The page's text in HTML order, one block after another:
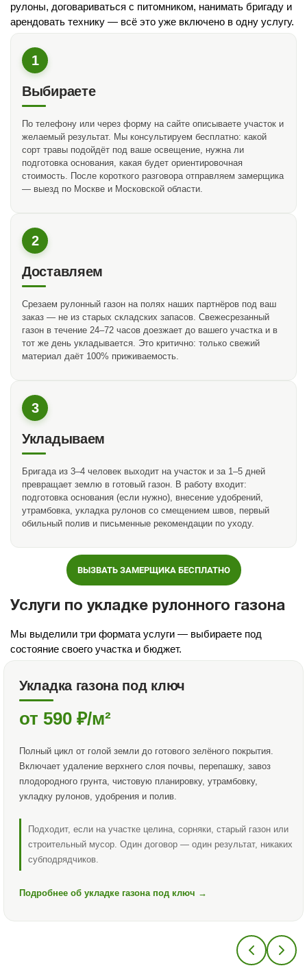
рулоны, договариваться с питомником, нанимать бригаду и
арендовать технику — всё это уже включено в одну услугу.
1
Выбираете
По телефону или через форму на сайте описываете участок и
желаемый результат. Мы консультируем бесплатно: какой
сорт травы подойдёт под ваше освещение, нужна ли
подготовка основания, какая будет ориентировочная
стоимость. После короткого разговора отправляем замерщика
— выезд по Москве и Московской области.
2
Доставляем
Срезаем рулонный газон на полях наших партнёров под ваш
заказ — не из старых складских запасов. Свежесрезанный
газон в течение 24–72 часов доезжает до вашего участка и в
тот же день укладывается. Это критично: только свежий
материал даёт 100% приживаемость.
3
Укладываем
Бригада из 3–4 человек выходит на участок и за 1–5 дней
превращает землю в готовый газон. В работу входит:
подготовка основания (если нужно), внесение удобрений,
утрамбовка, укладка рулонов со смещением швов, первый
обильный полив и письменные рекомендации по уходу.
ВЫЗВАТЬ ЗАМЕРЩИКА БЕСПЛАТНО
Услуги по укладке рулонного газона
Мы выделили три формата услуги — выбираете под
состояние своего участка и бюджет.
Укладка газона под ключ
от 590 ₽/м²
Полный цикл от голой земли до готового зелёного покрытия.
Включает удаление верхнего слоя почвы, перепашку, завоз
плодородного грунта, чистовую планировку, утрамбовку,
укладку рулонов, удобрения и полив.
Подходит, если на участке целина, сорняки, старый газон или
строительный мусор. Один договор — один результат, никаких
субподрядчиков.
Подробнее об укладке газона под ключ →